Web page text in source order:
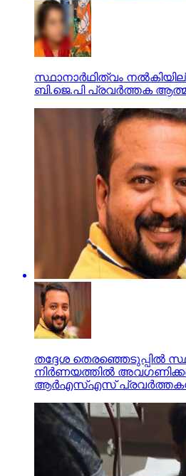
സ്ഥാനാര്‍ഥിത്വം
ബി.ജെ.പി പ്രവര്‍ത്തക
തദ്ദേശ തെരഞ്ഞെടുപ്പില്‍
നിര്‍ണയത്തില്‍
ആര്‍എസ്എസ്